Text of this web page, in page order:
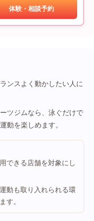
体験・相談予約
ンスよく動かしたい人に
ツジムなら、泳ぐだけで
動を楽しめます。
できる店舗を対象にし
動も取り入れられる環
す。